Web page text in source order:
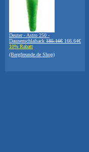
Deuter - Astro 250 -
Daunenschlafsack 185.16€ 166.64€
10% Rabatt
(Bergfreunde.de Shop)